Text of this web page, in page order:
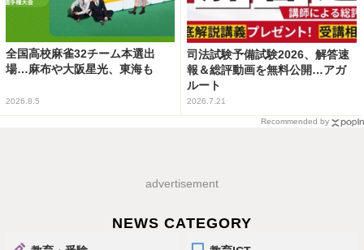
全国高校麻雀32チーム本選出
場…麻布や大阪星光、東海も
2026.8.5
司法試験予備試験2026、解答速
報＆総評動画を無料公開…アガ
ルート
2026.7.21
Recommended by
advertisement
NEWS CATEGORY